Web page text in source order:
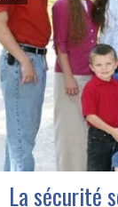
La sécurité